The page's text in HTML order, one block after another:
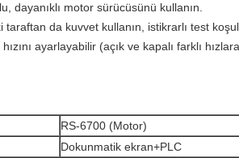
dayanıklı motor sürücüsünü kullanın.
da kuvvet kullanın, istikrarlı test
ayarlayabilir (açık ve kapalı farklı
RS-6700 (Motor)
Dokunmatik ekran+PLC